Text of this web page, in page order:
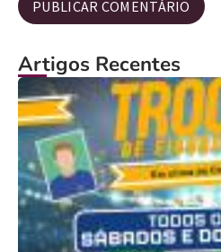
Artigos Recentes